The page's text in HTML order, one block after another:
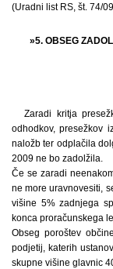
(Uradni list RS, št. 74/
»5. OBSEG
Zaradi kritja
odhodkov, presežkov
naložb ter odplačila
2009 ne bo zadolžila.
Če se zaradi
ne more uravnovesiti,
višine 5% zadnjega
konca proračunskega
Obseg poroštev
podjetij, katerih
skupne višine glavnic